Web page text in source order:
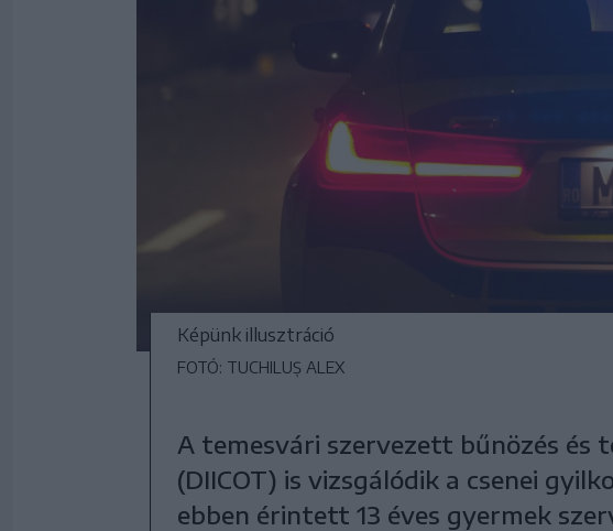
Képünk illusztráció
FOTÓ: TUCHILUȘ ALEX
A temesvári szervezett bűnözés és
(DIICOT) is vizsgálódik a csenei
ebben érintett 13 éves gyermek